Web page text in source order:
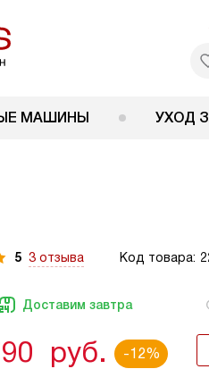
МАШИНЫ УХОД
5 3 отзыва Код товара:
Доставим завтра
руб.
-12%